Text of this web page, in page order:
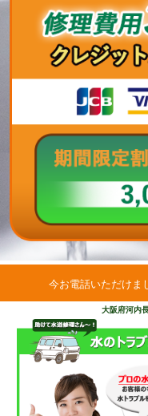
今お電話いただけま
大阪府河内